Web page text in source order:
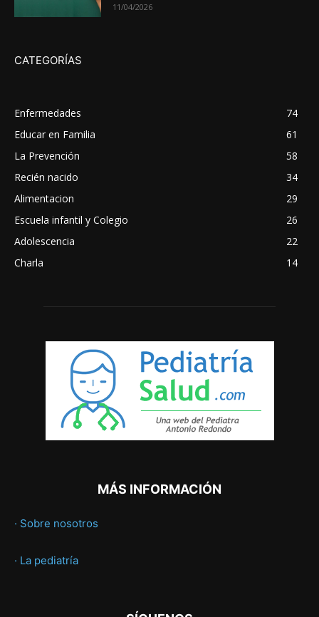
11/04/2026
CATEGORÍAS
Enfermedades
74
Educar en Familia
61
La Prevención
58
Recién nacido
34
Alimentacion
29
Escuela infantil y Colegio
26
Adolescencia
22
Charla
14
MÁS INFORMACIÓN
· Sobre nosotros
· La pediatría